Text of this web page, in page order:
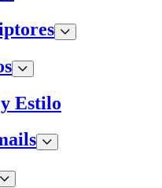
Estilo